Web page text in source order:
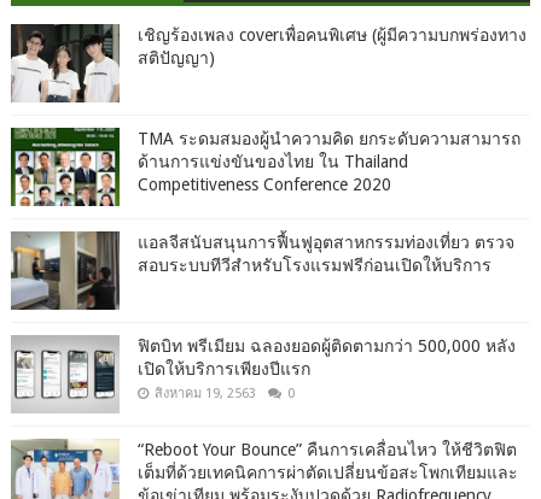
เชิญร้องเพลง coverเพื่อคนพิเศษ (ผู้มีความบกพร่องทาง
สติปัญญา)
TMA ระดมสมองผู้นำความคิด ยกระดับความสามารถ
ด้านการแข่งขันของไทย ใน Thailand
Competitiveness Conference 2020
แอลจีสนับสนุนการฟื้นฟูอุตสาหกรรมท่องเที่ยว ตรวจ
สอบระบบทีวีสำหรับโรงแรมฟรีก่อนเปิดให้บริการ
ฟิตบิท พรีเมียม ฉลองยอดผู้ติดตามกว่า 500,000 หลัง
เปิดให้บริการเพียงปีแรก
สิงหาคม 19, 2563 0
“Reboot Your Bounce” คืนการเคลื่อนไหว ให้ชีวิตฟิต
เต็มที่ด้วยเทคนิคการผ่าตัดเปลี่ยนข้อสะโพกเทียมและ